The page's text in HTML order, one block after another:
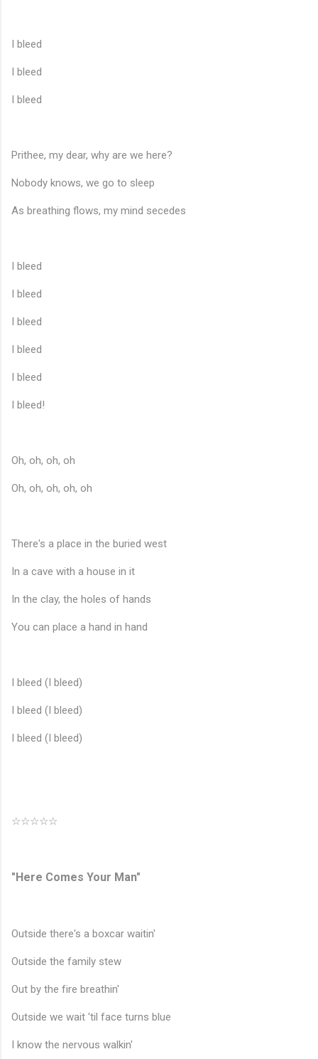
I bleed
I bleed
I bleed
Prithee, my dear, why are we here?
Nobody knows, we go to sleep
As breathing flows, my mind secedes
I bleed
I bleed
I bleed
I bleed
I bleed
I bleed!
Oh, oh, oh, oh
Oh, oh, oh, oh, oh
There's a place in the buried west
In a cave with a house in it
In the clay, the holes of hands
You can place a hand in hand
I bleed (I bleed)
I bleed (I bleed)
I bleed (I bleed)
☆☆☆☆☆
"Here Comes Your Man"
Outside there's a boxcar waitin'
Outside the family stew
Out by the fire breathin'
Outside we wait 'til face turns blue
I know the nervous walkin'